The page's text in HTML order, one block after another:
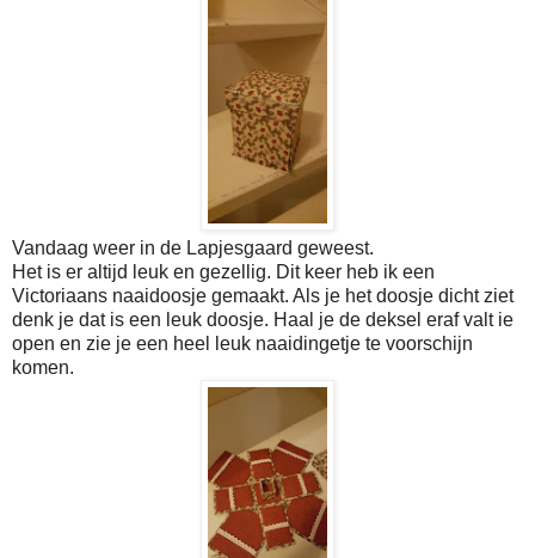
Vandaag weer in de Lapjesgaard geweest.
Het is er altijd leuk en gezellig. Dit keer heb ik een
Victoriaans naaidoosje gemaakt. Als je het doosje dicht ziet
denk je dat is een leuk doosje. Haal je de deksel eraf valt ie
open en zie je een heel leuk naaidingetje te voorschijn
komen.